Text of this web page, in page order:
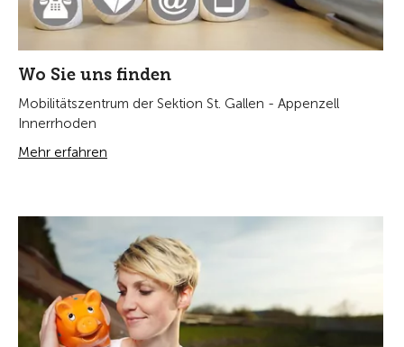
Wo Sie uns finden
Mobilitätszentrum der Sektion St. Gallen - Appenzell
Innerrhoden
Mehr erfahren